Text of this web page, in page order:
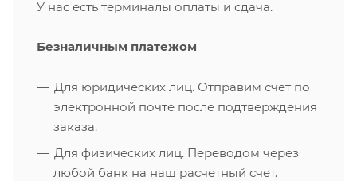
У нас есть терминалы оплаты и сдача.
Безналичным платежом
Для юридических лиц. Отправим счет по
электронной почте после подтверждения
заказа.
Для физических лиц. Переводом через
любой банк на наш расчетный счет.